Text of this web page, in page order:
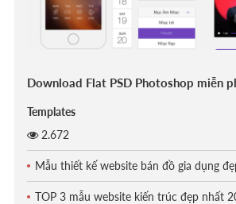
Download Flat PSD Photoshop miễn
Templates
2.672
Mẫu thiết kế website bán đồ gia dụng
TOP 3 mẫu website kiến trúc đẹp nhất